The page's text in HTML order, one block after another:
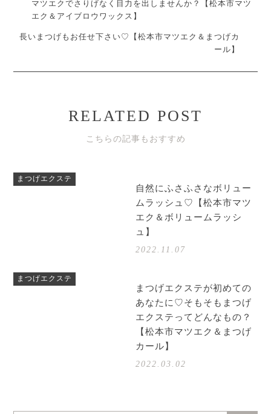
マツエクでさりげなく目力を出しませんか？【松本市マツ
エク＆アイブロウワックス】
長いまつげもお任せ下さい♡【松本市マツエク＆まつげカ
ール】
RELATED POST
こちらの記事もおすすめ
まつげエクステ
自然にふさふさなボリュー
ムラッシュ♡【松本市マツ
エク＆ボリュームラッシ
ュ】
2022.11.07
まつげエクステ
まつげエクステが初めての
あなたに♡そもそもまつげ
エクステってどんなもの？
【松本市マツエク＆まつげ
カール】
2022.03.02